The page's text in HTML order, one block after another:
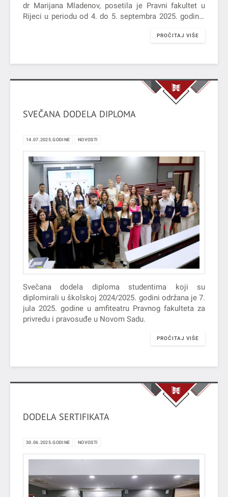
dr Marijana Mladenov, posetila je Pravni fakultet u
Rijeci u periodu od 4. do 5. septembra 2025. godine.
Pravnog fakulteta u Rijeci, prof. dr. sc. Dario Đerđa, i
PROČITAJ VIŠE
SVEČANA DODELA DIPLOMA
14.07.2025.GODINE NOVOSTI
Svečana dodela diploma studentima koji su
diplomirali u školskoj 2024/2025. godini održana je 7.
jula 2025. godine u amfiteatru Pravnog fakulteta za
privredu i pravosuđe u Novom Sadu.
PROČITAJ VIŠE
DODELA SERTIFIKATA
30.06.2025.GODINE NOVOSTI